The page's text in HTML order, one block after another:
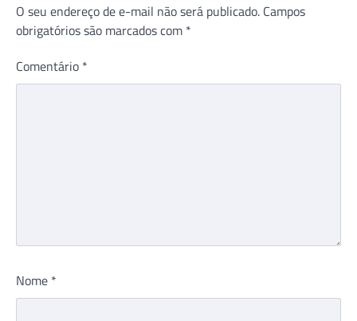
O seu endereço de e-mail não será publicado. Campos
obrigatórios são marcados com *
Comentário *
Nome *